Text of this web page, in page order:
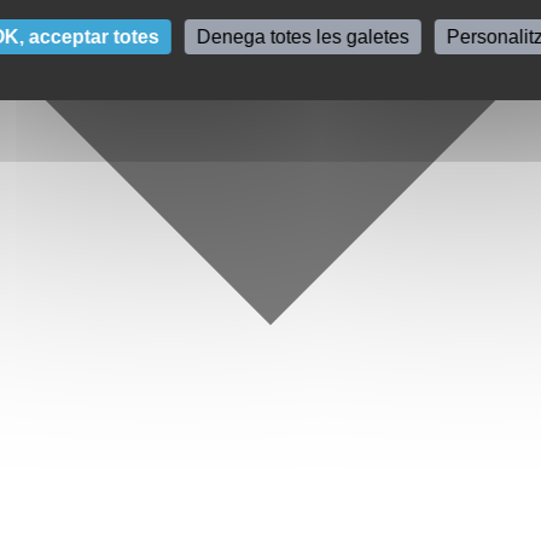
acceptar totes Denega totes les galetes